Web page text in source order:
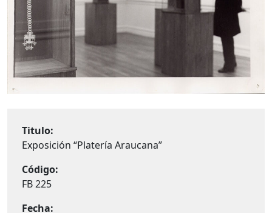
Titulo:
Exposición “Platería Araucana”
Código:
FB 225
Fecha: